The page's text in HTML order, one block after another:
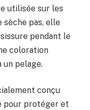
utilisée sur les
sèche pas, elle
pendant le
coloration
un pelage.
conçu
pour protéger et